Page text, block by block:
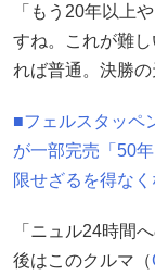
「もう20年以上
すね。これが難
れば普通。決勝
■フェルスタッペ
が一部完売「50
限せざるを得なく
「ニュル24時間
後はこのクルマ（